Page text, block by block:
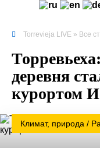
Torrevieja LIVE » Все
деревня
курортом
Климат, природа /